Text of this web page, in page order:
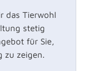
das Tierwohl
stetig
für Sie,
zu zeigen.